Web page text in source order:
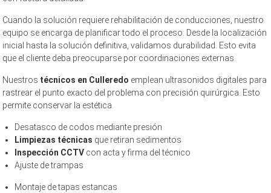
Cuando la solución requiere rehabilitación de conducciones, nuestro
equipo se encarga de planificar todo el proceso. Desde la localización
inicial hasta la solución definitiva, validamos durabilidad. Esto evita
que el cliente deba preocuparse por coordinaciones externas.
Nuestros técnicos en Culleredo emplean ultrasonidos digitales para
rastrear el punto exacto del problema con precisión quirúrgica. Esto
permite conservar la estética.
Desatasco de codos mediante presión
Limpiezas técnicas que retiran sedimentos
Inspección CCTV con acta y firma del técnico
Ajuste de trampas
Montaje de tapas estancas